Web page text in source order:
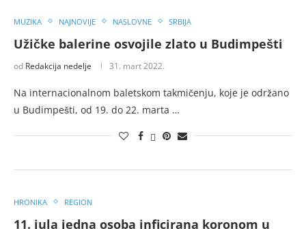
MUZIKA NAJNOVIJE NASLOVNE SRBIJA
Užičke balerine osvojile zlato u Budimpešti
od Redakcija nedelje 31. mart 2022.
Na internacionalnom baletskom takmičenju, koje je održano
u Budimpešti, od 19. do 22. marta …
HRONIKA REGION
11. jula jedna osoba inficirana koronom u